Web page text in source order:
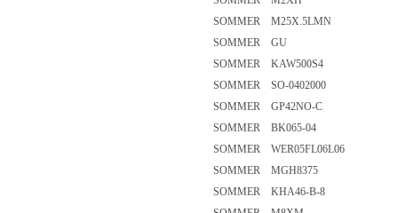
SOMMER M25X.5LMN
SOMMER GU
SOMMER KAW500S4
SOMMER SO-0402000
SOMMER GP42NO-C
SOMMER BK065-04
SOMMER WER05FL06L06
SOMMER MGH8375
SOMMER KHA46-B-8